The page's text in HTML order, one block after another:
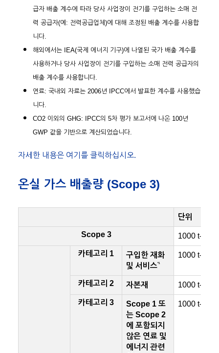
급자 배출 계수에 따라 당사 사업장이 전기를 구입하는 소매 전
력 공급자(예: 전력공급업체)에 대해 조정된 배출 계수를 사용합
니다.
해외에서는 IEA(국제 에너지 기구)에 나열된 국가 배출 계수를
사용하거나 당사 사업장이 전기를 구입하는 소매 전력 공급자의
배출 계수를 사용합니다.
연료: 국내외 자료는 2006년 IPCC에서 발표한 계수를 사용했습
니다.
CO2 이외의 GHG: IPCC의 5차 평가 보고서에 나온 100년
GWP 값을 기반으로 계산되었습니다.
자세한 내용은 여기를 클릭하십시오.
온실 가스 배출량 (Scope 3)
단위
Scope 3 1000 t-CO
카테고리 1
구입한 재화
및 서비스*1
1000 t-CO
카테고리 2 자본재 1000 t-CO
카테고리 3
Scope 1 또
는 Scope 2
에 포함되지
않은 연료 및
에너지 관련
1000 t-CO